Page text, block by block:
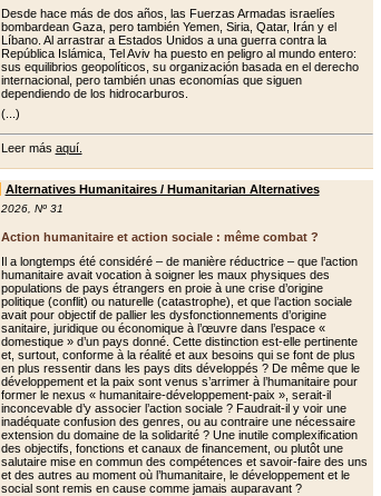
Desde hace más de dos años, las Fuerzas Armadas israelíes
bombardean Gaza, pero también Yemen, Siria, Qatar, Irán y el
Líbano. Al arrastrar a Estados Unidos a una guerra contra la
República Islámica, Tel Aviv ha puesto en peligro al mundo entero:
sus equilibrios geopolíticos, su organización basada en el derecho
internacional, pero también unas economías que siguen
dependiendo de los hidrocarburos.
(...)
Leer más aquí.
Alternatives Humanitaires / Humanitarian Alternatives
2026, Nº 31
Action humanitaire et action sociale : même combat ?
Il a longtemps été considéré – de manière réductrice – que l’action
humanitaire avait vocation à soigner les maux physiques des
populations de pays étrangers en proie à une crise d’origine
politique (conflit) ou naturelle (catastrophe), et que l’action sociale
avait pour objectif de pallier les dys­fonctionnements d’origine
sanitaire, juridique ou économique à l’œuvre dans l’espace «
domestique » d’un pays donné. Cette distinction est-elle pertinente
et, surtout, conforme à la réalité et aux besoins qui se font de plus
en plus ressentir dans les pays dits développés ? De même que le
dévelop­pement et la paix sont venus s’arrimer à l’humanitaire pour
former le nexus « humanitaire-développement-paix », serait-il
inconcevable d’y associer l’ac­tion sociale ? Faudrait-il y voir une
ina­déquate confusion des genres, ou au contraire une nécessaire
extension du domaine de la solidarité ? Une inutile complexification
des objectifs, fonc­tions et canaux de financement, ou plu­tôt une
salutaire mise en commun des compétences et savoir-faire des uns
et des autres au moment où l’humanitaire, le développement et le
social sont remis en cause comme jamais auparavant ?